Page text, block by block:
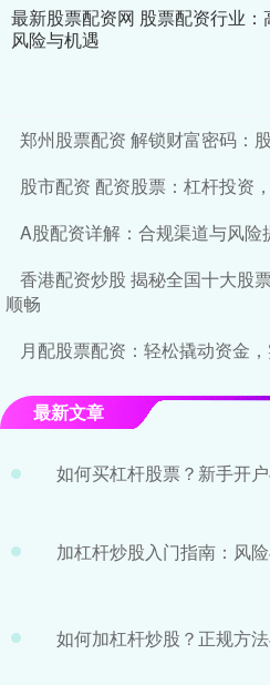
最新股票配资网 股票配资行业：
风险与机遇
郑州股票配资 解锁财富密码：
股市配资 配资股票：杠杆投资
A股配资详解：合规渠道与风险
香港配资炒股 揭秘全国十大股
顺畅
月配股票配资：轻松撬动资金
最新文章
如何买杠杆股票？新手开
加杠杆炒股入门指南：风
如何加杠杆炒股？正规方